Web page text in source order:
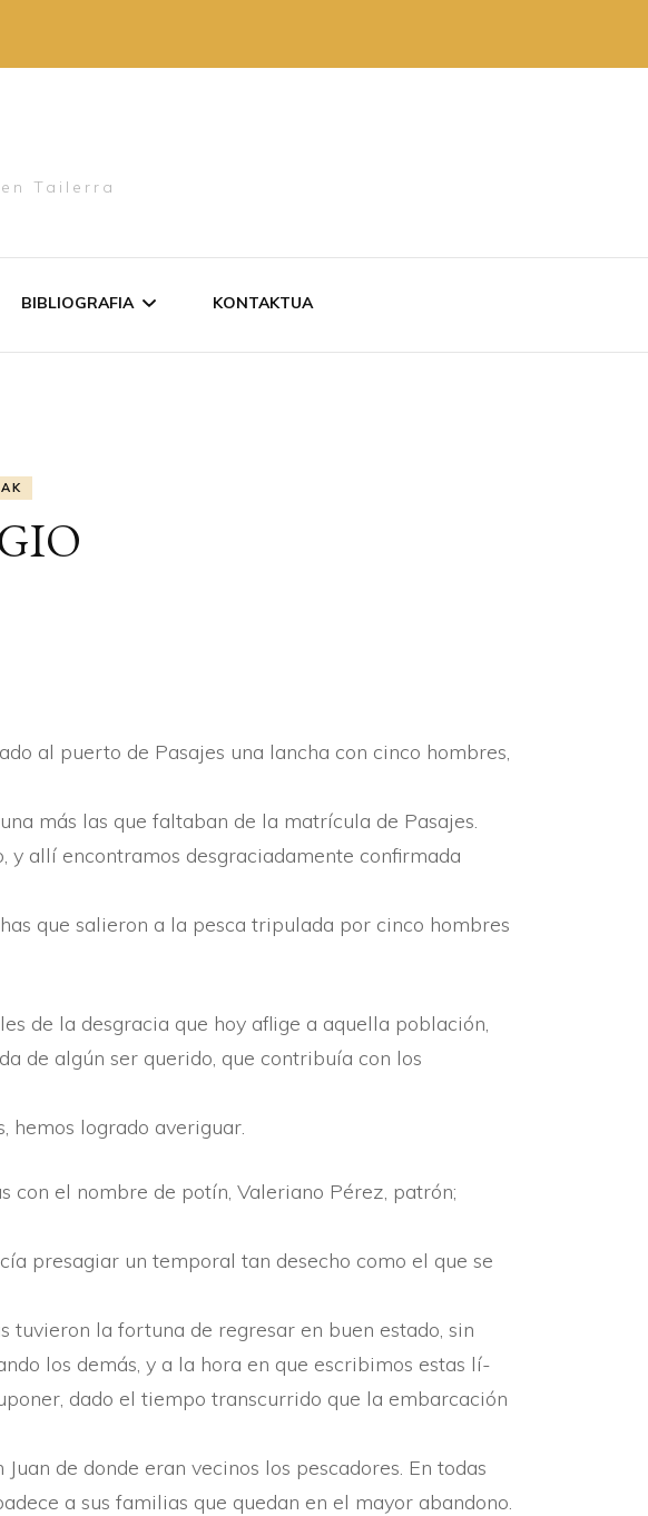
Tailerra
BIBLIOGRAFIA KONTAKTUA
al puerto de Pasajes una lancha con cinco hombres,
más las que faltaban de la matrí­cula de Pasajes.
allí­ encontramos desgraciadamente confirmada
que salieron a la pesca tripulada por cinco hombres
de la desgracia que hoy aflige a aquella población,
de algún ser querido, que contribuí­a con los
hemos logrado averiguar.
con el nombre de potí­n, Valeriano Pérez, patrón;
presagiar un temporal tan desecho como el que se
la fortuna de regresar en buen estado, sin
los demás, y a la hora en que escribimos estas lí­
dado el tiempo transcurrido que la embarcación
de donde eran vecinos los pescadores. En todas
a sus familias que quedan en el mayor abandono.